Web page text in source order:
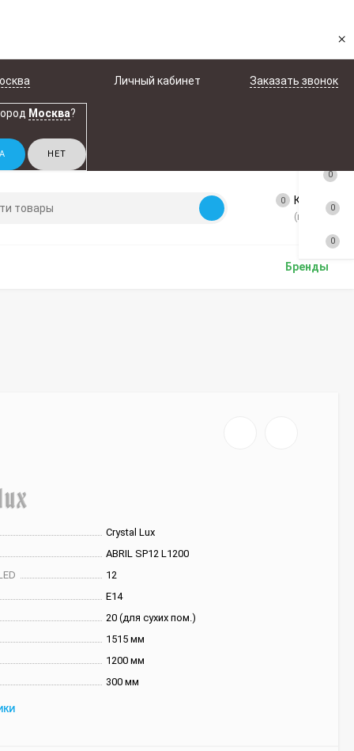
×
Москва?
Личный кабинет Заказать звонок
0 Корзина
(пусто)
Бренды
Crystal Lux
ABRIL SP12 L1200
12
E14
20 (для сухих пом.)
1515 мм
1200 мм
300 мм
0
0
0